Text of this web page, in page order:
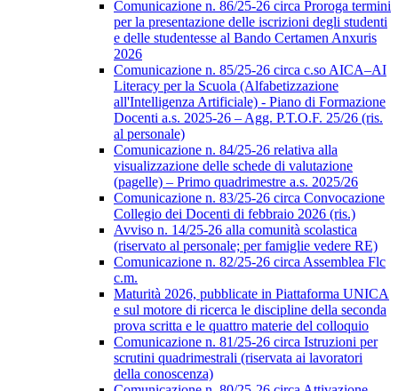
Comunicazione n. 86/25-26 circa Proroga termini
per la presentazione delle iscrizioni degli studenti
e delle studentesse al Bando Certamen Anxuris
2026
Comunicazione n. 85/25-26 circa c.so AICA–AI
Literacy per la Scuola (Alfabetizzazione
all'Intelligenza Artificiale) - Piano di Formazione
Docenti a.s. 2025-26 – Agg. P.T.O.F. 25/26 (ris.
al personale)
Comunicazione n. 84/25-26 relativa alla
visualizzazione delle schede di valutazione
(pagelle) – Primo quadrimestre a.s. 2025/26
Comunicazione n. 83/25-26 circa Convocazione
Collegio dei Docenti di febbraio 2026 (ris.)
Avviso n. 14/25-26 alla comunità scolastica
(riservato al personale; per famiglie vedere RE)
Comunicazione n. 82/25-26 circa Assemblea Flc
c.m.
Maturità 2026, pubblicate in Piattaforma UNICA
e sul motore di ricerca le discipline della seconda
prova scritta e le quattro materie del colloquio
Comunicazione n. 81/25-26 circa Istruzioni per
scrutini quadrimestrali (riservata ai lavoratori
della conoscenza)